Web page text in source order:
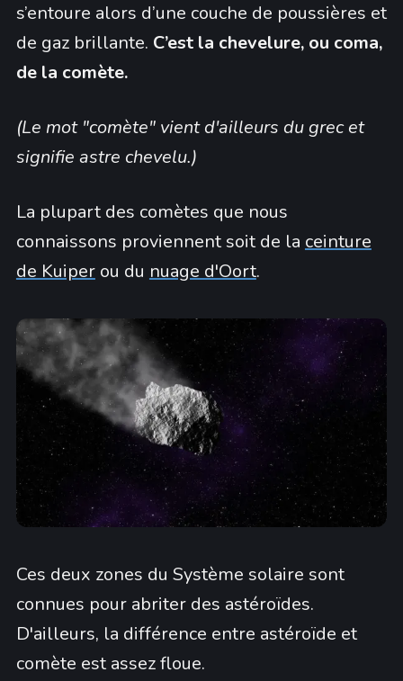
s’entoure alors d’une couche de poussières et
de gaz brillante. C’est la chevelure, ou coma,
de la comète.
(Le mot "comète" vient d'ailleurs du grec et
signifie astre chevelu.)
La plupart des comètes que nous
connaissons proviennent soit de la ceinture
de Kuiperou du nuage d'Oort.
Ces deux zones du Système solaire sont
connues pour abriter des astéroïdes.
D'ailleurs, la différence entre astéroïde et
comète est assez floue.